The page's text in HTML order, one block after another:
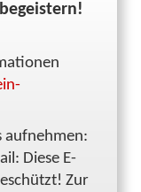
aufnehmen:
Diese E-
Zur